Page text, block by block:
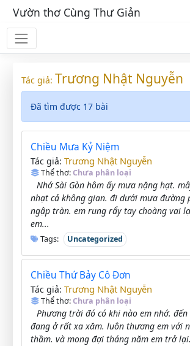
Vườn thơ Cùng Thư Giản
Tác giả: Trương Nhật Nguyễn
Đã tìm được 17 bài
Chiều Mưa Kỷ Niệm
Tác giả: Trương Nhật Nguyễn
Thể thơ:Chưa phân loại
Nhớ Sài Gòn hôm ấy mưa nặng hạt.
nhạt cả không gian. đi dưới mưa đường
ngập tràn. em rung rẩy tay choàng vai
em...
Tags: Uncategorized
Chiều Thứ Bảy Cô Đơn
Tác giả: Trương Nhật Nguyễn
Thể thơ:Chưa phân loại
Phương trời đó có khi nào em nhớ.
đang ở rất xa xăm. luôn thương em với
thầm. và mong đợi tháng năm em trở